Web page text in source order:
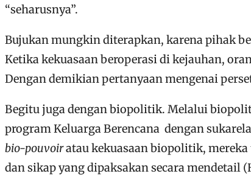
“seharusnya”.
Bujukan mungkin diterapkan, karena pihak
Ketika kekuasaan beroperasi di kejauhan,
Dengan demikian pertanyaan mengenai
Begitu juga dengan biopolitik. Melalui
program Keluarga Berencana dengan
bio-pouvoiratau kekuasaan biopolitik,
dan sikap yang dipaksakan secara mendetail